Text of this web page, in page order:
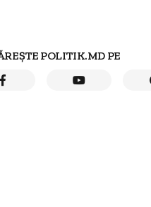
POLITIK.MD PE